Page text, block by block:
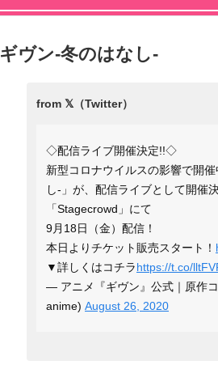
ギヴン-冬のはなし-
◇配信ライブ開催決定!!◇
新型コロナウイルスの影響で開
し-」が、配信ライブとして開催決
「Stagecrowd」にて
9月18日（金）配信！
本日よりチケット販売スタート！
▼詳しくはコチラhttps://t.co/
— アニメ『ギヴン』公式｜原作
anime) August 26, 2020